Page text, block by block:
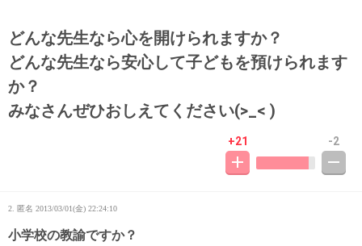
どんな先生なら心を開けられますか？
どんな先生なら安心して子どもを預けられます
か？
みなさんぜひおしえてください(>_< )
+21 -2
2. 匿名 2013/03/01(金) 22:24:10
小学校の教諭ですか？